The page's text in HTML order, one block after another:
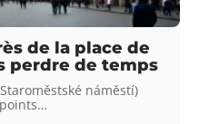
de la place de
perdre de temps
náměstí)
…